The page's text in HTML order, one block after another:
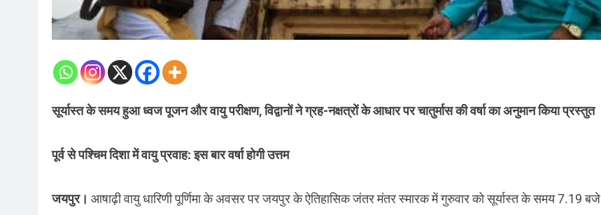
सूर्यास्त के समय हुआ ध्वज पूजन और वायु परीक्षण, विद्वानों ने ग्रह-नक्षत्रों के आधार पर चातुर्मास की वर्षा का अनुमान किया प्रस्तुत
पूर्व से पश्चिम दिशा में वायु प्रवाह: इस बार वर्षा होगी उत्तम
जयपुर। आषाढ़ी वायु धारिणी पूर्णिमा के अवसर पर जयपुर के ऐतिहासिक जंतर मंतर स्मारक में गुरुवार को सूर्यास्त के समय 7.19 बजे